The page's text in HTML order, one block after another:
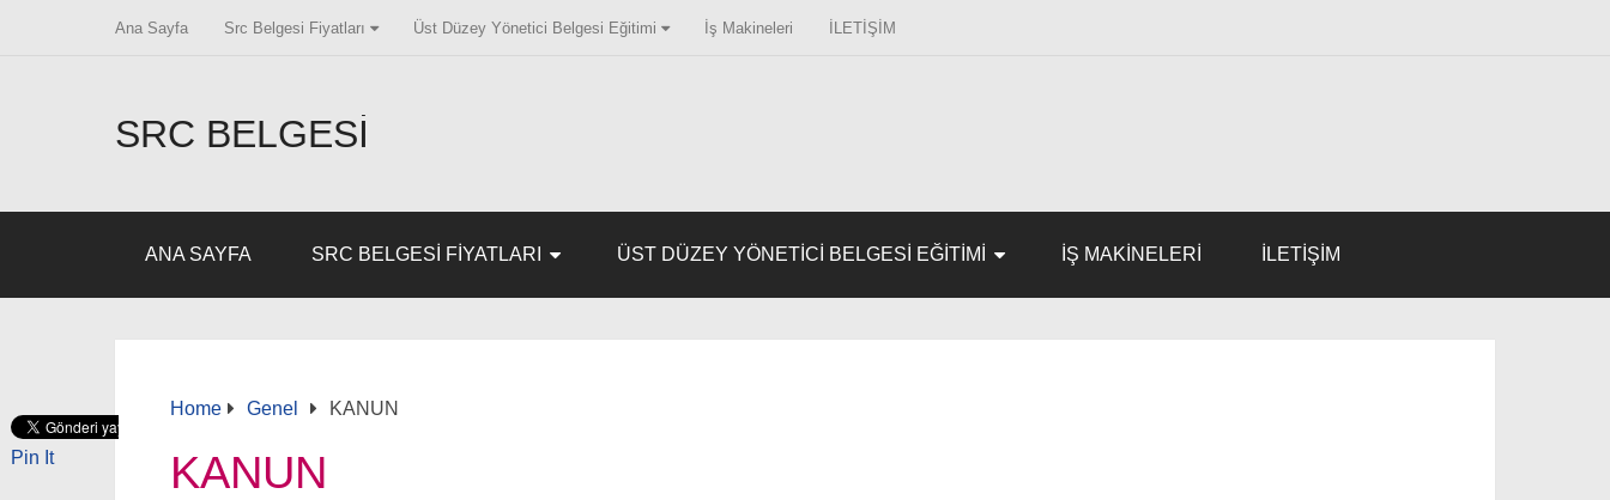
Ana Sayfa Src Belgesi Fiyatları Üst Düzey Yönetici Belgesi Eğitimi İş Makineleri İLETİŞİM
SRC BELGESI
ANA SAYFA SRC BELGESI FIYATLARI ÜST DÜZEY YÖNETICI BELGESI EĞITIMI İŞ MAKINELERI İLETİŞİM
Home Genel KANUN
KANUN
Pin It